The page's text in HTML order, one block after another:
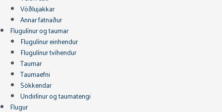
Vöðlujakkar
Annar fatnaður
Flugulínur og taumar
Flugulínur einhendur
Flugulínur tvíhendur
Taumar
Taumaefni
Sökkendar
Undirlínur og taumatengi
Flugur